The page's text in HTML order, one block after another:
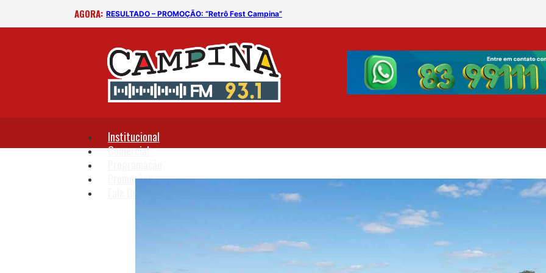
AGORA: RESULTADO – PROMOÇÃO: “Retrô Fest Campina” Procon Municipal divulga
Institucional
Comercial
Promoções